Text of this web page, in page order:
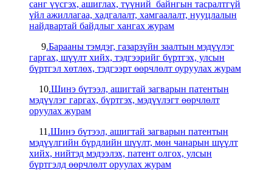
санг үүсгэх, ашиглах, түүний байнгын тасралтгүй
үйл ажиллагаа, хадгалалт, хамгаалалт, нууцлалын
найдвартай байдлыг хангах журам
9.Барааны тэмдэг, газарзүйн заалтын мэдүүлэг
гаргах, шүүлт хийх, тэдгээрийг бүртгэх, улсын
бүртгэл хөтлөх, тэдгээрт өөрчлөлт оуруулах журам
10.Шинэ бүтээл, ашигтай загварын патентын
мэдүүлэг гаргах, бүртгэх, мэдүүлэгт өөрчлөлт
оруулах журам
11 .Шинэ бүтээл, ашигтай загварын патентын
мэдүүлгийн бүрдлийн шүүлт, мөн чанарын шүүлт
хийх, нийтэд мэдээлэх, патент олгох, улсын
бүртгэлд өөрчлөлт оруулах журам